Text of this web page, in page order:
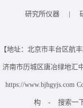
研究所仪器
【地址：北京市丰台区航
济南市历城区唐冶绿地汇
https://www.bjhgyjs.com
构 - 搜索一